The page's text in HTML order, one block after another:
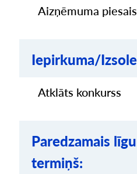
Aizņēmuma
Iepirkuma/
Atklāts konkurss
Paredzamais
termiņš: